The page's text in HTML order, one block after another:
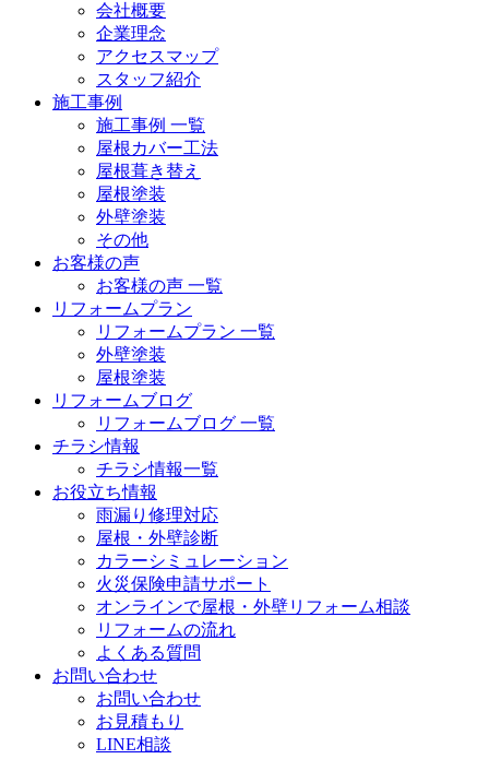
会社概要
企業理念
アクセスマップ
スタッフ紹介
施工事例
施工事例 一覧
屋根カバー工法
屋根葺き替え
屋根塗装
外壁塗装
その他
お客様の声
お客様の声 一覧
リフォームプラン
リフォームプラン 一覧
外壁塗装
屋根塗装
リフォームブログ
リフォームブログ 一覧
チラシ情報
チラシ情報一覧
お役立ち情報
雨漏り修理対応
屋根・外壁診断
カラーシミュレーション
火災保険申請サポート
オンラインで屋根・外壁リフォーム相談
リフォームの流れ
よくある質問
お問い合わせ
お問い合わせ
お見積もり
LINE相談